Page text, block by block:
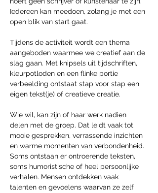
Iedereen kan meedoen, zolang je met een
open blik van start gaat.
Tijdens de activiteit wordt een thema
aangeboden waarmee we creatief aan de
slag gaan. Met knipsels uit tijdschriften,
kleurpotloden en een flinke portie
verbeelding ontstaat stap voor stap een
eigen tekst(je) of creatieve creatie.
Wie wil, kan zijn of haar werk nadien
delen met de groep. Dat leidt vaak tot
mooie gesprekken, verrassende inzichten
en warme momenten van verbondenheid.
Soms ontstaan er ontroerende teksten,
soms humoristische of heel persoonlijke
verhalen. Mensen ontdekken vaak
talenten en gevoelens waarvan ze zelf